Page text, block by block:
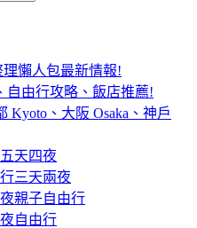
懶人包最新情報!
自由行攻略、飯店推薦!
Kyoto、大阪 Osaka、神戶
天四夜
三天兩夜
親子自由行
自由行